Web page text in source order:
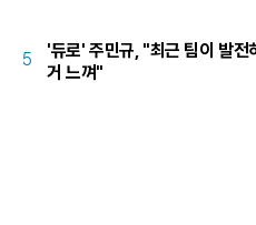
5
'듀로' 주민규, "최근 팀이 발전
거 느껴"